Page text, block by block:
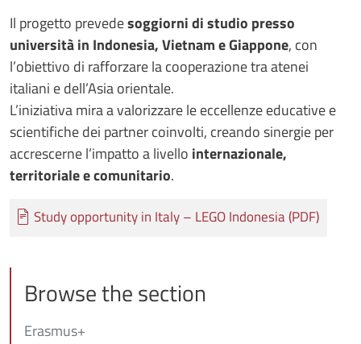
Il progetto prevedesoggiorni di studio presso
università in Indonesia, Vietnam e Giappone, con
l’obiettivo di rafforzare la cooperazione tra atenei
italiani e dell’Asia orientale.
L’iniziativa mira a valorizzare le eccellenze educative e
scientifiche dei partner coinvolti, creando sinergie per
accrescerne l’impatto a livello internazionale,
territoriale e comunitario.
Documento
Study opportunity in Italy – LEGO Indonesia (PDF)
Browse the section
Erasmus+